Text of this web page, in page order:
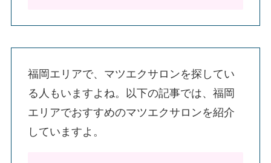
福岡エリアで、マツエクサロンを探してい
る人もいますよね。以下の記事では、福岡
エリアでおすすめのマツエクサロンを紹介
していますよ。